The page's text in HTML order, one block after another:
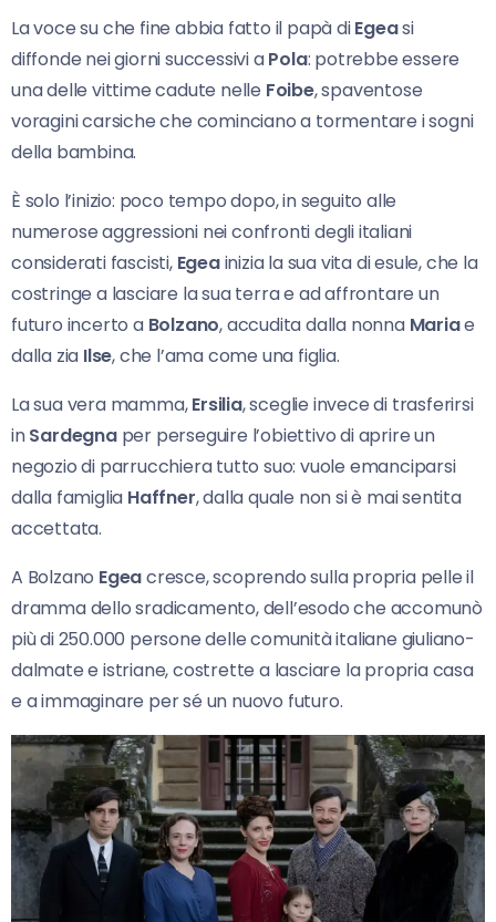
La voce su che fine abbia fatto il papà diEgeasi
diffonde nei giorni successivi aPola: potrebbe essere
una delle vittime cadute nelle Foibe, spaventose
voragini carsiche che cominciano a tormentare i sogni
della bambina.
È solo l’inizio: poco tempo dopo, in seguito alle
numerose aggressioni nei confronti degli italiani
considerati fascisti, Egeainizia la sua vita di esule, che la
costringe a lasciare la sua terra e ad affrontare un
futuro incerto a Bolzano, accudita dalla nonna Mariae
dalla zia Ilse, che l’ama come una figlia.
La sua vera mamma,Ersilia, sceglie invece di trasferirsi
inSardegnaper perseguire l’obiettivo di aprire un
negozio di parrucchiera tutto suo: vuole emanciparsi
dalla famiglia Haffner, dalla quale non si è mai sentita
accettata.
A Bolzano Egeacresce, scoprendo sulla propria pelle il
dramma dello sradicamento, dell’esodo che accomunò
più di 250.000 persone delle comunità italiane giuliano-
dalmate e istriane, costrette a lasciare la propria casa
e a immaginare per sé un nuovo futuro.